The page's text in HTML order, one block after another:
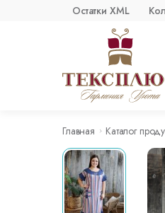
Остатки XML
Главная Каталог